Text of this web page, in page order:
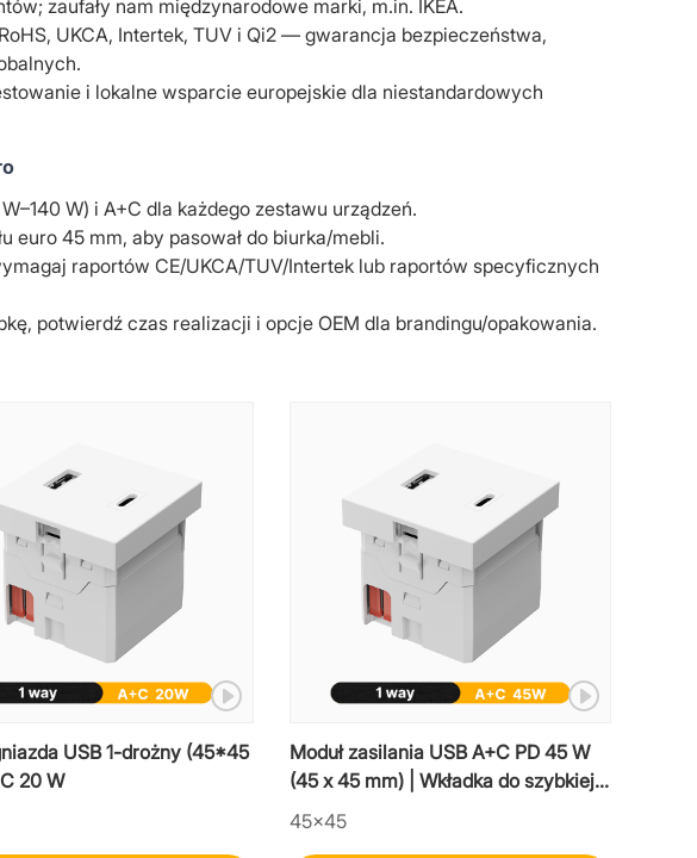
zaufały nam międzynarodowe marki, m.in. IKEA.
UKCA, Intertek, TUV i Qi2 — gwarancja bezpieczeństwa,
i lokalne wsparcie europejskie dla niestandardowych
W) i A+C dla każdego zestawu urządzeń.
euro 45 mm, aby pasował do biurka/mebli.
raportów CE/UKCA/TUV/Intertek lub raportów specyficznych
potwierdź czas realizacji i opcje OEM dla brandingu/opakowania.
USB 1-drożny (45*45
20 W
Moduł zasilania USB A+C PD 45 W
(45 x 45 mm) | Wkładka do szybkiej
ładowarki w stylu mozaikowym
45×45